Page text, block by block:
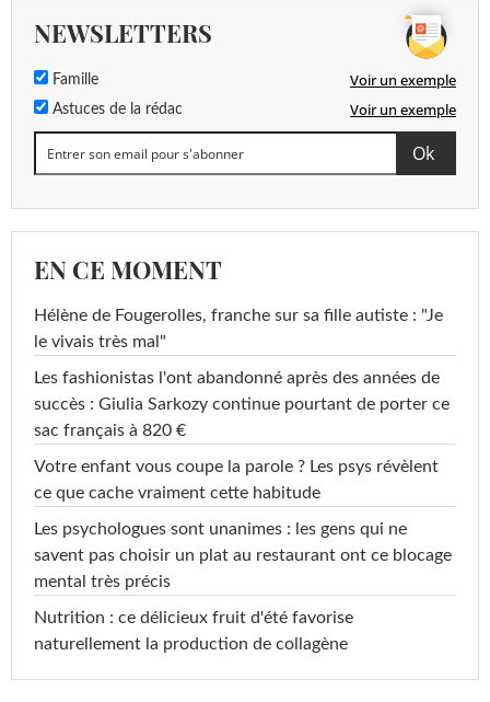
NEWSLETTERS
Famille Voir un exemple
Astuces de la rédac Voir un exemple
EN CE MOMENT
Hélène de Fougerolles, franche sur sa fille autiste : "Je
le vivais très mal"
Les fashionistas l'ont abandonné après des années de
succès : Giulia Sarkozy continue pourtant de porter ce
sac français à 820 €
Votre enfant vous coupe la parole ? Les psys révèlent
ce que cache vraiment cette habitude
Les psychologues sont unanimes : les gens qui ne
savent pas choisir un plat au restaurant ont ce blocage
mental très précis
Nutrition : ce délicieux fruit d'été favorise
naturellement la production de collagène